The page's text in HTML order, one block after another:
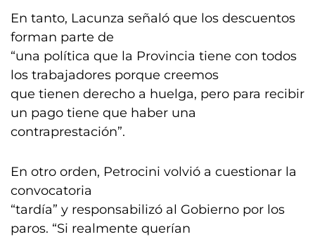
En tanto, Lacunza señaló que los descuentos
forman parte de
“una política que la Provincia tiene con todos
los trabajadores porque creemos
que tienen derecho a huelga, pero para recibir
un pago tiene que haber una
contraprestación”.
En otro orden, Petrocini volvió a cuestionar la
convocatoria
“tardía” y responsabilizó al Gobierno por los
paros. “Si realmente querían